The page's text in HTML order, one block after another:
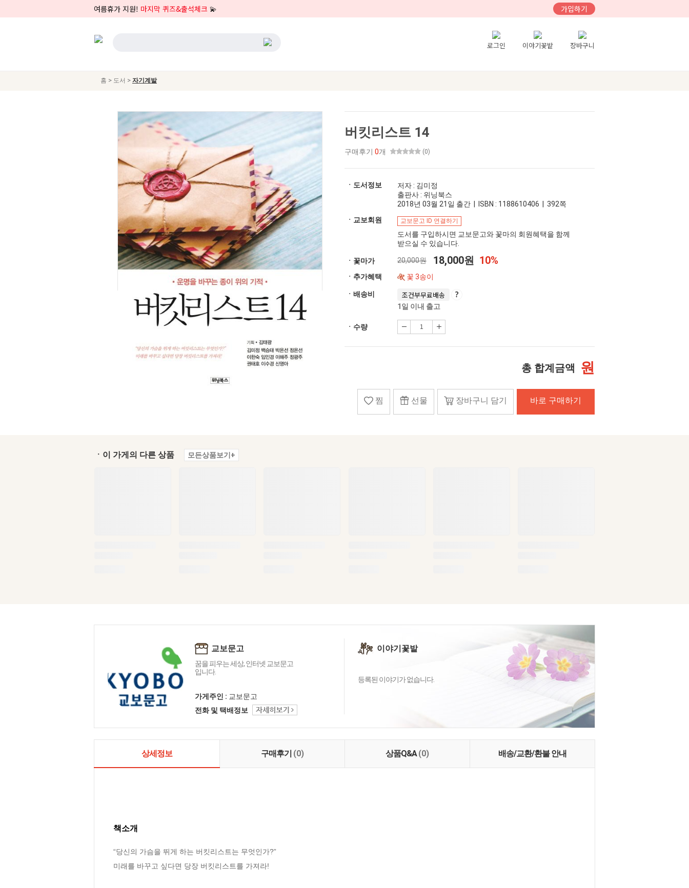
여름휴가 지원! 마지막 퀴즈&출석체크 💫 가입하기
로그인 이야기꽃밭 장바구니
홈 > 도서 > 자기계발
버킷리스트 14
구매후기 0개 (0)
ㆍ도서정보
저자 : 김미정
출판사 : 위닝북스
2018년 03월 21일 출간 | ISBN : 1188610406 | 392쪽
ㆍ교보회원
교보문고 ID 연결하기
도서를 구입하시면 교보문고와 꽃마의 회원혜택을 함께
받으실 수 있습니다.
ㆍ꽃마가 20,000원 18,000원 10%
ㆍ추가혜택 꽃 3송이
ㆍ배송비 조건부무료배송
1일 이내 출고
ㆍ수량
총 합계금액 원
찜 선물 장바구니 담기 바로 구매하기
ㆍ이 가게의 다른 상품 모든상품보기+
교보문고
꿈을 피우는 세상, 인터넷 교보문고
입니다.
가게주인 : 교보문고
전화 및 택배정보
이야기꽃밭
등록된 이야기가 없습니다.
상세정보 구매후기 (0) 상품Q&A(0) 배송/교환/환불 안내
책소개
“당신의 가슴을 뛰게 하는 버킷리스트는 무엇인가?”
미래를 바꾸고 싶다면 당장 버킷리스트를 가져라!